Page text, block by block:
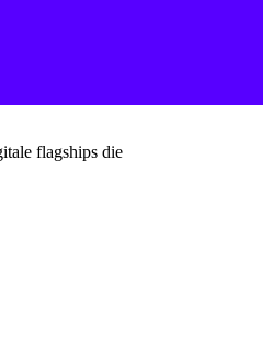
flagships die